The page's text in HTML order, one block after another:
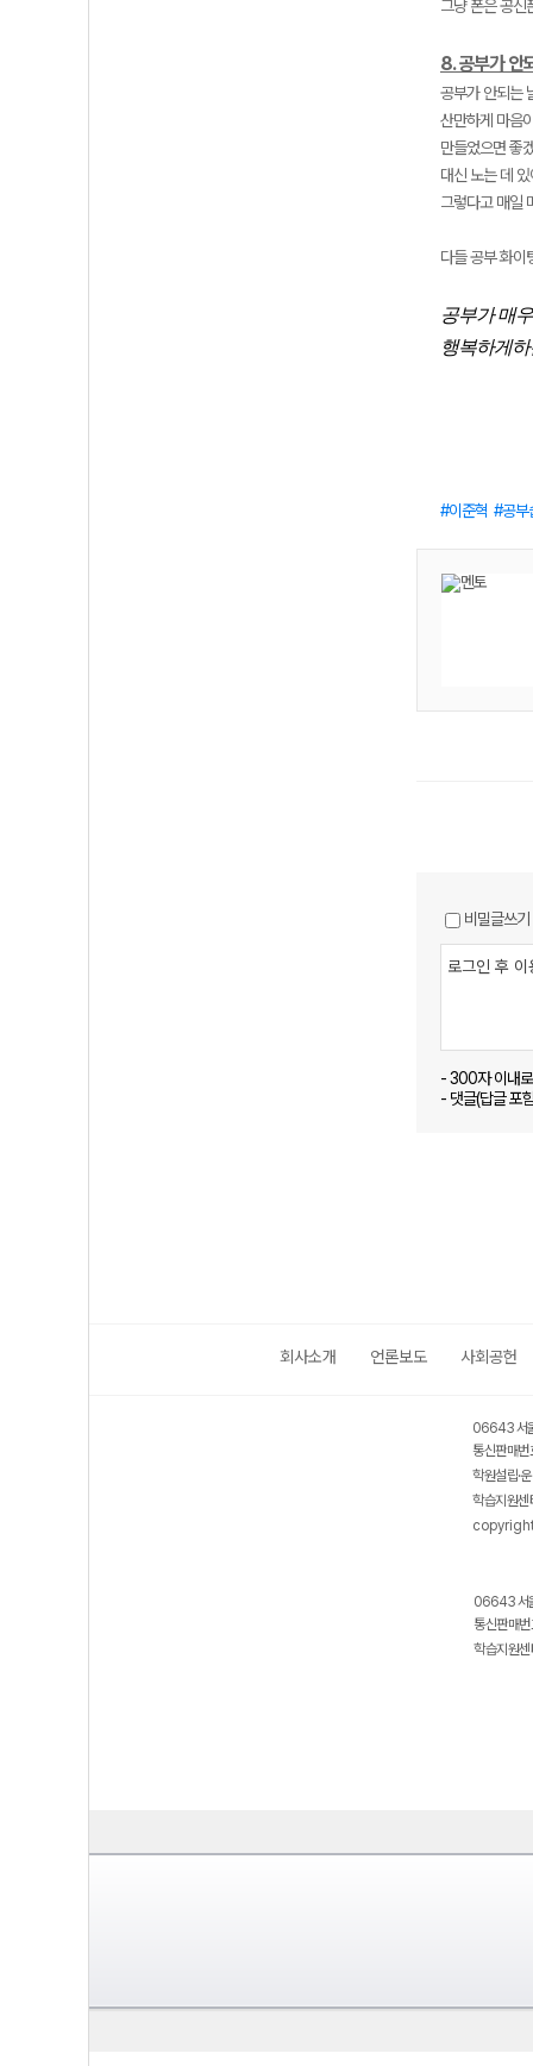
그냥 폰은 공신
8. 공부가 안
공부가 안되는
산만하게 마음
만들었으면 좋
대신 노는 데
그렇다고 매일
다들 공부 화이
공부가 매
행복하게
이준혁 공부
비밀글쓰기
- 300자 이내
- 댓글(답글 포
회사소개 언론보도 사회공헌
06643 서
통신판매
학원설립·
학습지원
06643 서
통신판매
학습지원